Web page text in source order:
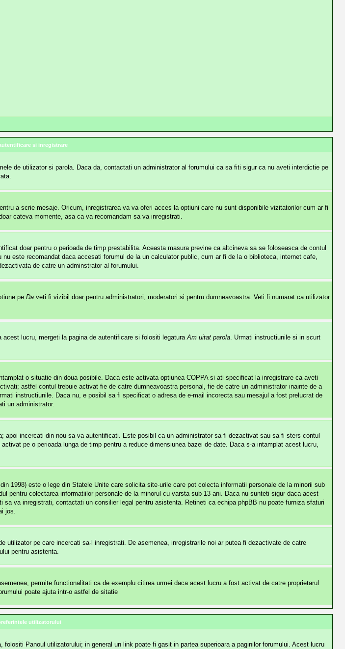
si inregistrare
de utilizator si parola. Daca da, contactati un administrator al forumului ca sa fiti sigur ca nu aveti interdictie pe
a scrie mesaje. Oricum, inregistrarea va va oferi acces la optiuni care nu sunt disponibile vizitatorilor cum ar fi
cateva momente, asa ca va recomandam sa va inregistrati.
doar pentru o perioada de timp prestabilita. Aceasta masura previne ca altcineva sa se foloseasca de contul
este recomandat daca accesati forumul de la un calculator public, cum ar fi de la o biblioteca, internet cafe,
de catre un adminstrator al forumului.
pe Da veti fi vizibil doar pentru administratori, moderatori si pentru dumneavoastra. Veti fi numarat ca utilizator
acest lucru, mergeti la pagina de autentificare si folositi legaturaAm uitat parola. Urmati instructiunile si in scurt
o situatie din doua posibile. Daca este activata optiunea COPPA si ati specificat la inregistrare ca aveti
astfel contul trebuie activat fie de catre dumneavoastra personal, fie de catre un administrator inainte de a
instructiunile. Daca nu, e posibil sa fi specificat o adresa de e-mail incorecta sau mesajul a fost prelucrat de
un administrator.
incercati din nou sa va autentificati. Este posibil ca un administrator sa fi dezactivat sau sa fi sters contul
pe o perioada lunga de timp pentru a reduce dimensiunea bazei de date. Daca s-a intamplat acest lucru,
1998) este o lege din Statele Unite care solicita site-urile care pot colecta informatii personale de la minorii sub
pentru colectarea informatiilor personale de la minorul cu varsta sub 13 ani. Daca nu sunteti sigur daca acest
va inregistrati, contactati un consilier legal pentru asistenta. Retineti ca echipa phpBB nu poate furniza sfaturi
jos.
pe care incercati sa-l inregistrati. De asemenea, inregistrarile noi ar putea fi dezactivate de catre
pentru asistenta.
permite functionalitati ca de exemplu citirea urmei daca acest lucru a fost activat de catre proprietarul
poate ajuta intr-o astfel de sitatie
utilizatorului
Panoul utilizatorului; in general un link poate fi gasit in partea superioara a paginilor forumului. Acest lucru